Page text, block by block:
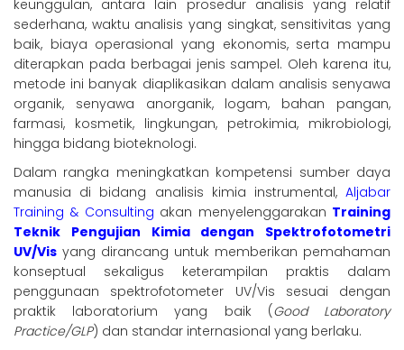
keunggulan, antara lain prosedur analisis yang relatif
sederhana, waktu analisis yang singkat, sensitivitas yang
baik, biaya operasional yang ekonomis, serta mampu
diterapkan pada berbagai jenis sampel. Oleh karena itu,
metode ini banyak diaplikasikan dalam analisis senyawa
organik, senyawa anorganik, logam, bahan pangan,
farmasi, kosmetik, lingkungan, petrokimia, mikrobiologi,
hingga bidang bioteknologi.
Dalam rangka meningkatkan kompetensi sumber daya
manusia di bidang analisis kimia instrumental, Aljabar
Training & Consulting akan menyelenggarakan Training
Teknik Pengujian Kimia dengan Spektrofotometri
UV/Vis yang dirancang untuk memberikan pemahaman
konseptual sekaligus keterampilan praktis dalam
penggunaan spektrofotometer UV/Vis sesuai dengan
praktik laboratorium yang baik (Good Laboratory
Practice/GLP) dan standar internasional yang berlaku.